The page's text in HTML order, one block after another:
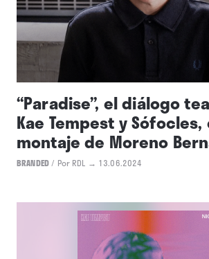
“Paradise”, el diálogo
Kae Tempest y Sófocles,
montaje de Moreno
BRANDED/ Por RDL → 13.06.2024